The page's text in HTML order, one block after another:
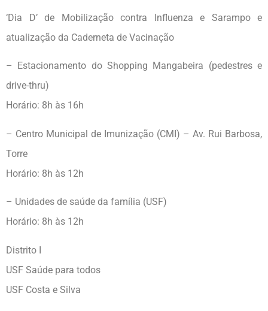
‘Dia D’ de Mobilização contra Influenza e Sarampo e
atualização da Caderneta de Vacinação
– Estacionamento do Shopping Mangabeira (pedestres e
drive-thru)
Horário: 8h às 16h
– Centro Municipal de Imunização (CMI) – Av. Rui Barbosa,
Torre
Horário: 8h às 12h
– Unidades de saúde da família (USF)
Horário: 8h às 12h
Distrito I
USF Saúde para todos
USF Costa e Silva